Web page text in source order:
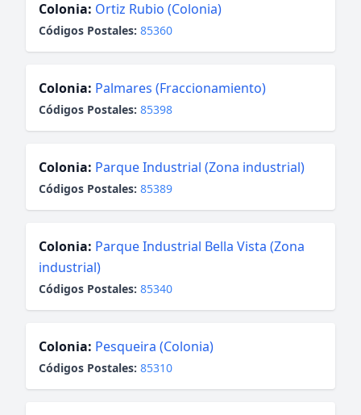
Colonia: Ortiz Rubio (Colonia)
Códigos Postales: 85360
Colonia: Palmares (Fraccionamiento)
Códigos Postales: 85398
Colonia: Parque Industrial (Zona industrial)
Códigos Postales: 85389
Colonia: Parque Industrial Bella Vista (Zona
industrial)
Códigos Postales: 85340
Colonia: Pesqueira (Colonia)
Códigos Postales: 85310